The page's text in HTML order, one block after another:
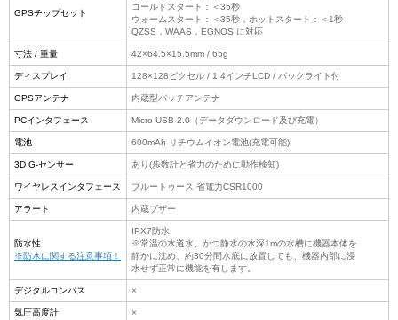
GPSチップセット
コールドスタート：＜35秒
ウォームスタート：＜35秒，ホットスタート：＜1秒
QZSS，WAAS，EGNOS に対応
寸法 / 重量 42×64.5×15.5mm / 65g
ディスプレイ 128×128ピクセル / 1.4インチLCD / バックライト付
GPSアンテナ 内蔵型パッチアンテナ
PCインタフェース Micro-USB 2.0（データダウンロード及び充電）
電池 600mAh リチウムイオン電池(充電可能)
3D G-センサー あり(歩数計と省力のために動作検知)
ワイヤレスインタフェース ブルートゥース 省電力CSR1000
アラート 内蔵ブザー
防水性
※防水に関する注意事項！
IPX7防水
※常温の水道水、かつ静水の水深1mの水槽に機器本体を
静かに沈め、約30分間水底に放置しても、機器内部に浸
水せず正常に機能を有します。
デジタルコンパス ×
気圧高度計 ×